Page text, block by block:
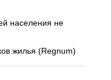
населения не
жилья (Regnum)